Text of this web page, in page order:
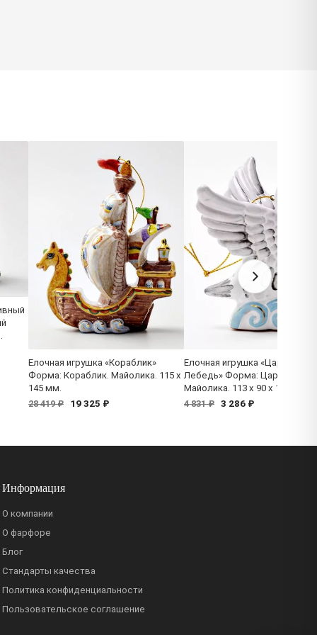
Елочная игрушка «Кораблик»
Форма: Кораблик. Майолика. 115 x
145 мм.
28 419 ₽
19 325 ₽
Елочная игрушка «Царевна-
Лебедь» Форма: Царевна-
Майолика. 113 x 90 x 120 мм.
4 831 ₽ 3 286 ₽
Информация
О компании
О фарфоре
Блог
Стандарты качества
Политика конфиденциальности
Пользовательское соглашение